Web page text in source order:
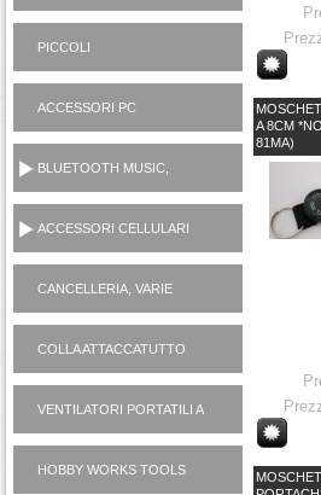
PICCOLI
ELETTRODOMESTICI
ACCESSORI PC
BLUETOOTH MUSIC,
CASSE, CUFFIE,
ACCESSORI CELLULARI
SMARTPHONES
CANCELLERIA, VARIE
CASALINGHI
COLLA ATTACCATUTTO
ATTAK
VENTILATORI PORTATILI A
PILE
HOBBY WORKS TOOLS
A 8CM
81MA)